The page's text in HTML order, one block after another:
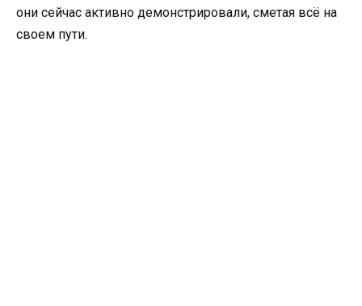
они сейчас активно демонстрировали, сметая всё на
своем пути.